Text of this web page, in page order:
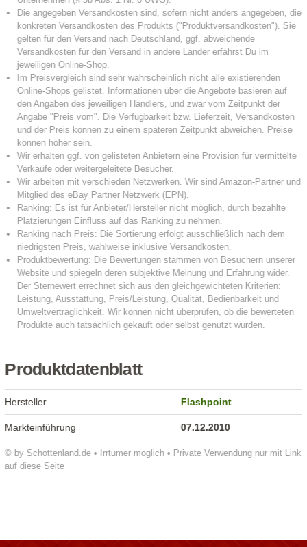
Produktdatenblatt
© by Schottenland.de • Irrtümer möglich • Private Verwendung nur mit Link
auf diese Seite
Hersteller Flashpoint
Markteinführung 07.12.2010